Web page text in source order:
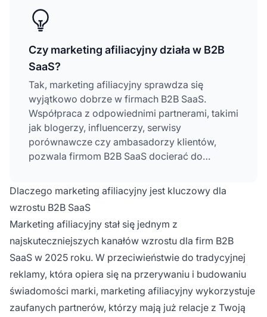
Czy marketing afiliacyjny działa w B2B
SaaS?
Tak, marketing afiliacyjny sprawdza się
wyjątkowo dobrze w firmach B2B SaaS.
Współpraca z odpowiednimi partnerami, takimi
jak blogerzy, influencerzy, serwisy
porównawcze czy ambasadorzy klientów,
pozwala firmom B2B SaaS docierać do
wartościowe leady i napędzać trwały wzrost
przychodów. Sukces wymaga przemyślanego
doboru partnerów, solidnej struktury programu
i wynagradzania opartego na wynikach,
zgodnego z celami biznesowymi.
Dlaczego marketing afiliacyjny jest kluczowy dla
wzrostu B2B SaaS
Marketing afiliacyjny stał się jednym z
najskuteczniejszych kanałów wzrostu dla firm B2B
SaaS w 2025 roku. W przeciwieństwie do tradycyjnej
reklamy, która opiera się na przerywaniu i budowaniu
świadomości marki, marketing afiliacyjny wykorzystuje
zaufanych partnerów, którzy mają już relacje z Twoją